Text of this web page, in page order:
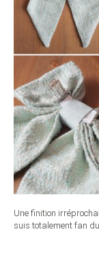
Une finition
suis totalement fan